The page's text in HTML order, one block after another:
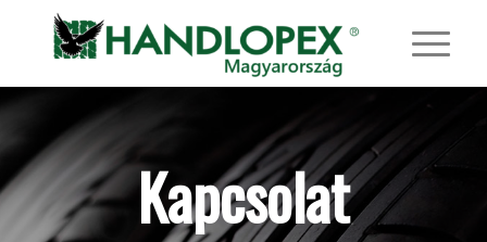
Kapcsolat